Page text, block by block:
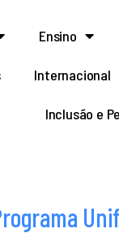
Ensino
Internacional
Inclusão e